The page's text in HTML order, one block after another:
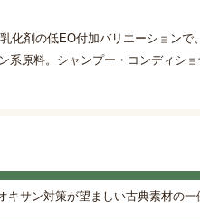
化剤の低EO付加バリエーションで
原料。シャンプー・コンディシ
サン対策が望ましい古典素材の一